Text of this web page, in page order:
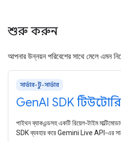
শুরু করুন
আপনার উন্নয়ন পরিবেশের সাথে মেলে এমন
সার্ভার-টু-সার্ভার
GenAI SDK
পাইথন ব্যাকএন্ডসহ একটি রিয়েল-টাইম
SDK ব্যবহার করে Gemini Live API-এর